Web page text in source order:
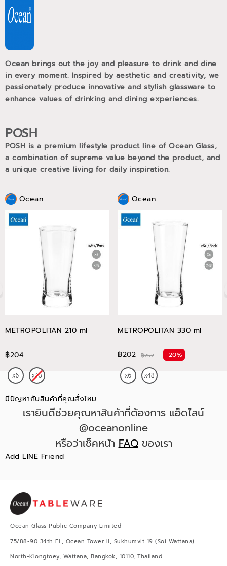
Ocean brings out the joy and pleasure to drink and dine
in every moment. Inspired by aesthetic and creativity, we
passionately produce innovative and stylish glassware to
enhance values of drinking and dining experiences.
POSH
POSH is a premium lifestyle product line of Ocean Glass,
a combination of supreme value beyond the product, and
a unique creative living for daily inspiration.
Ocean
METROPOLITAN 210 ml
฿204
Ocean
METROPOLITAN 330 ml
฿202 ฿252 -20%
มีปัญหากับสินค้าที่คุณสั่งไหม
เรายินดีช่วยคุณหาสินค้าที่ต้องการ แอ๊ดไลน์
@oceanonline
หรือว่าเช็คหน้าFAQของเรา
Add LINE Friend
Ocean Glass Public Company Limited
75/88-90 34th Fl., Ocean Tower II, Sukhumvit 19 (Soi Wattana)
North-Klongtoey, Wattana, Bangkok, 10110, Thailand